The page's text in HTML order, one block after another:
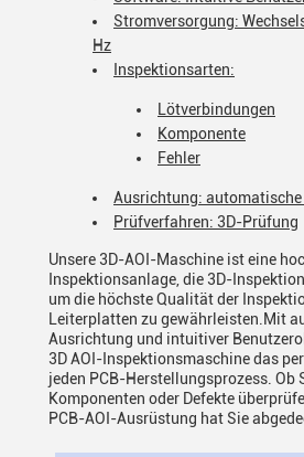
Stromversorgung:
Hz
Inspektionsarten:
Lötverbindungen
Komponente
Fehler
Ausrichtung:
Prüfverfahren: 3D-Prüfung
Unsere 3D-AOI-Maschine ist eine
Inspektionsanlage, die 3D-
um die höchste Qualität der
Leiterplatten zu gewährleisten.Mit
Ausrichtung und intuitiver
3D AOI-Inspektionsmaschine das
jeden PCB-Herstellungsprozess. Ob
Komponenten oder Defekte
PCB-AOI-Ausrüstung hat Sie